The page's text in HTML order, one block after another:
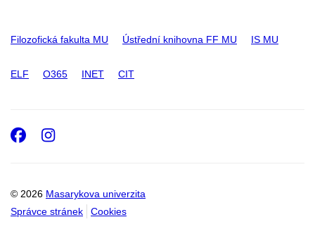
Filozofická fakulta MU Ústřední knihovna FF MU IS MU
ELF O365 INET CIT
© 2026 Masarykova univerzita
Správce stránek
Cookies
Facebook
Instagram